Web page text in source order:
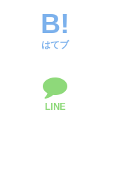
はてブ
LINE